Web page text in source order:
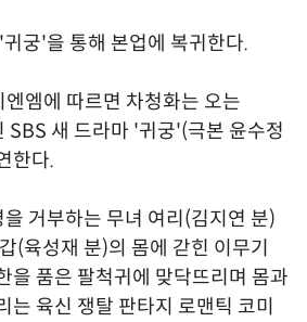
궁'을 통해 본업에 복귀한다.
엠에 따르면 차청화는 오는
새 드라마 '귀궁'(극본 윤수정
한다.
거부하는 무녀 여리(김지연 분)
(육성재 분)의 몸에 갇힌 이무기
을 품은 팔척귀에 맞닥뜨리며 몸과
는 육신 쟁탈 판타지 로맨틱 코미